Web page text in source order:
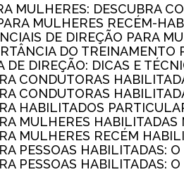
MULHERES: DESCUBRA
MULHERES RECÉM-
DE DIREÇÃO PARA
DO TREINAMENTO
DE DIREÇÃO: DICAS E
CONDUTORAS
CONDUTORAS
HABILITADOS
MULHERES
MULHERES RECÉM
PESSOAS HABILITADAS:
PESSOAS HABILITADAS: